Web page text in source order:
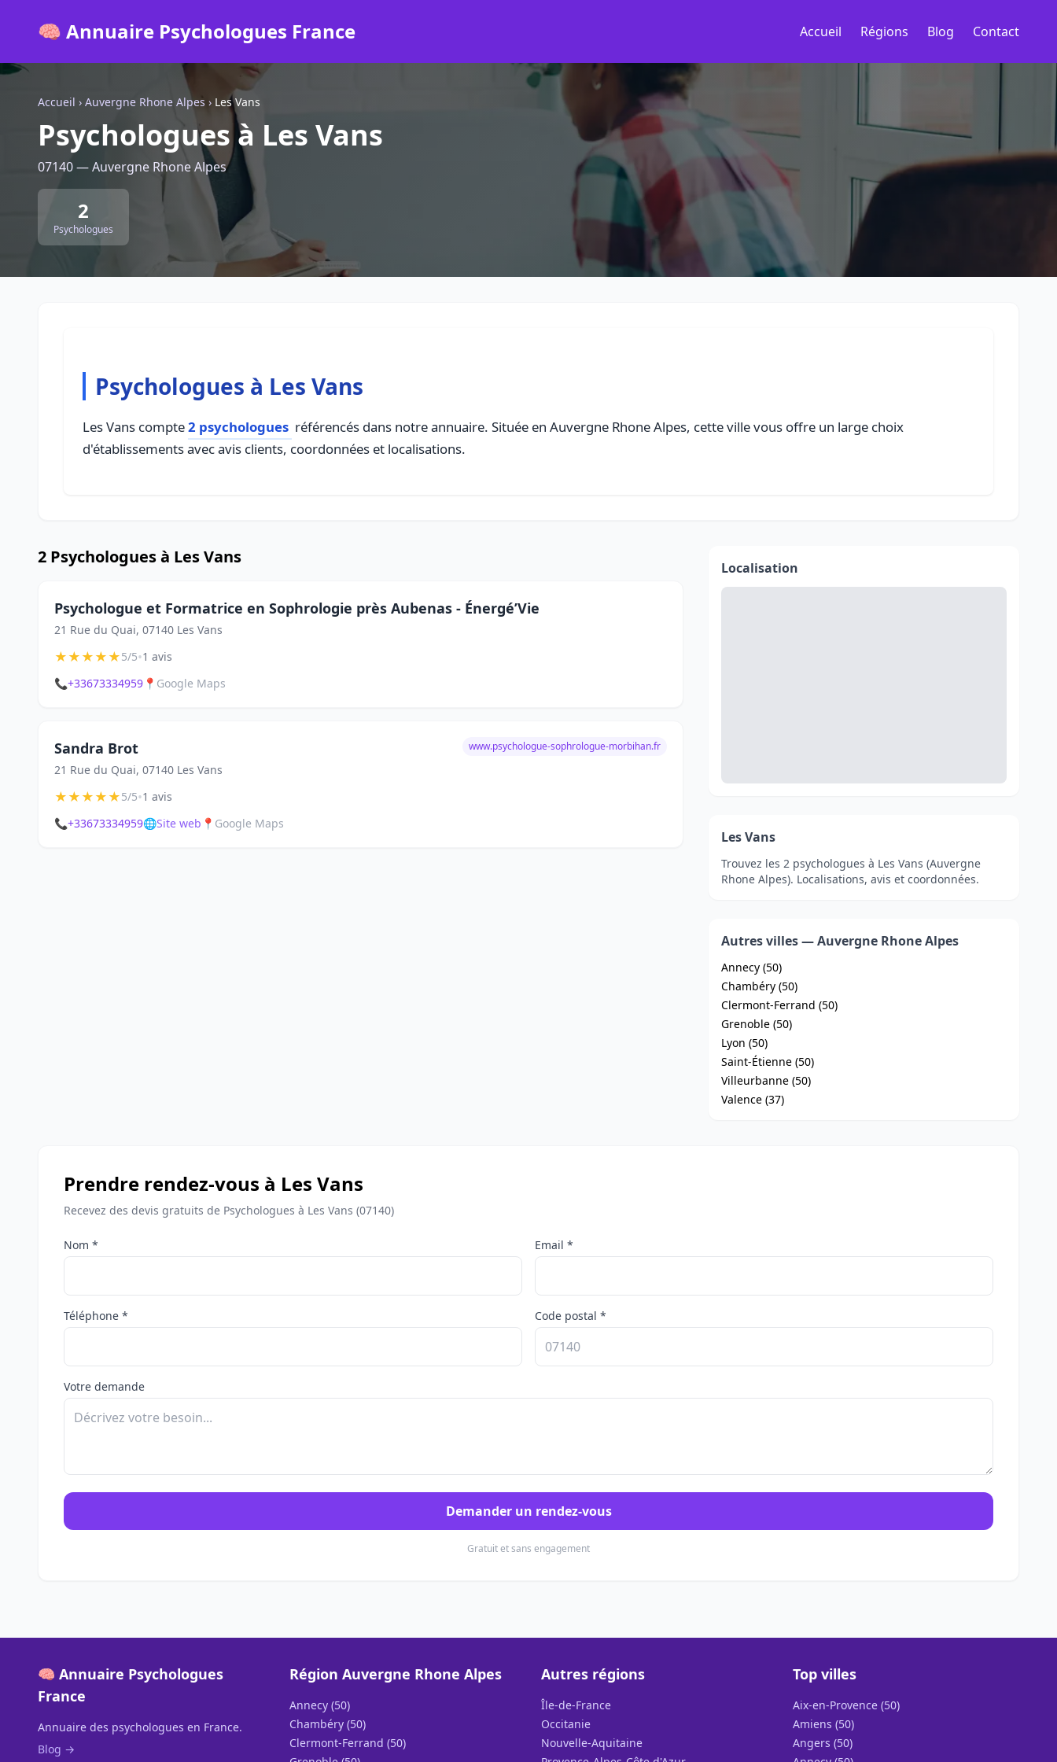
🧠 Annuaire Psychologues France Accueil Régions Blog Contact
Accueil › Auvergne Rhone Alpes › Les Vans
Psychologues à Les Vans
07140 — Auvergne Rhone Alpes
2
Psychologues
Psychologues à Les Vans
Les Vans compte2 psychologues référencés dans notre annuaire. Située en Auvergne Rhone Alpes, cette ville vous offre un large choix
d'établissements avec avis clients, coordonnées et localisations.
2 Psychologues à Les Vans
Psychologue et Formatrice en Sophrologie près Aubenas - Énergé’Vie
21 Rue du Quai, 07140 Les Vans
★★★★★5/5•1 avis
📞+33673334959 📍 Google Maps
Sandra Brot
21 Rue du Quai, 07140 Les Vans
www.psychologue-sophrologue-morbihan.fr
★★★★★5/5•1 avis
📞+33673334959🌐Site web 📍 Google Maps
Localisation
Les Vans
Trouvez les 2 psychologues à Les Vans (Auvergne
Rhone Alpes). Localisations, avis et coordonnées.
Autres villes — Auvergne Rhone Alpes
Annecy (50)
Chambéry (50)
Clermont-Ferrand (50)
Grenoble (50)
Lyon (50)
Saint-Étienne (50)
Villeurbanne (50)
Valence (37)
Prendre rendez-vous à Les Vans
Recevez des devis gratuits de Psychologues à Les Vans (07140)
Nom * Email *
Téléphone * Code postal *
Votre demande
Demander un rendez-vous
Gratuit et sans engagement
🧠 Annuaire Psychologues
France
Annuaire des psychologues en France.
Blog →
Région Auvergne Rhone Alpes
Annecy (50)
Chambéry (50)
Clermont-Ferrand (50)
Autres régions
Île-de-France
Occitanie
Nouvelle-Aquitaine
Top villes
Aix-en-Provence (50)
Amiens (50)
Angers (50)